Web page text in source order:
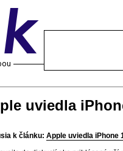
uviedla
k článku: Apple uviedla iPhone